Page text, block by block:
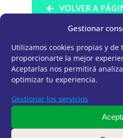
Gestionar
Utilizamos cookies propias y de
proporcionarte la mejor
Aceptarlas nos permitirá
optimizar tu experiencia.
Gestionar los servicios
VOLVER A